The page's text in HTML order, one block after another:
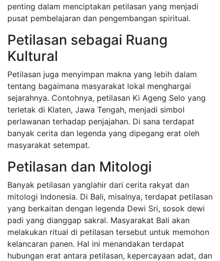
penting dalam menciptakan petilasan yang menjadi
pusat pembelajaran dan pengembangan spiritual.
Petilasan sebagai Ruang
Kultural
Petilasan juga menyimpan makna yang lebih dalam
tentang bagaimana masyarakat lokal menghargai
sejarahnya. Contohnya, petilasan Ki Ageng Selo yang
terletak di Klaten, Jawa Tengah, menjadi simbol
perlawanan terhadap penjajahan. Di sana terdapat
banyak cerita dan legenda yang dipegang erat oleh
masyarakat setempat.
Petilasan dan Mitologi
Banyak petilasan yanglahir dari cerita rakyat dan
mitologi Indonesia. Di Bali, misalnya, terdapat petilasan
yang berkaitan dengan legenda Dewi Sri, sosok dewi
padi yang dianggap sakral. Masyarakat Bali akan
melakukan ritual di petilasan tersebut untuk memohon
kelancaran panen. Hal ini menandakan terdapat
hubungan erat antara petilasan, kepercayaan adat, dan